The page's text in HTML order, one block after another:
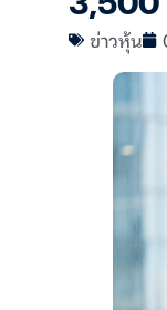
3,500
ข่าวหุ้น